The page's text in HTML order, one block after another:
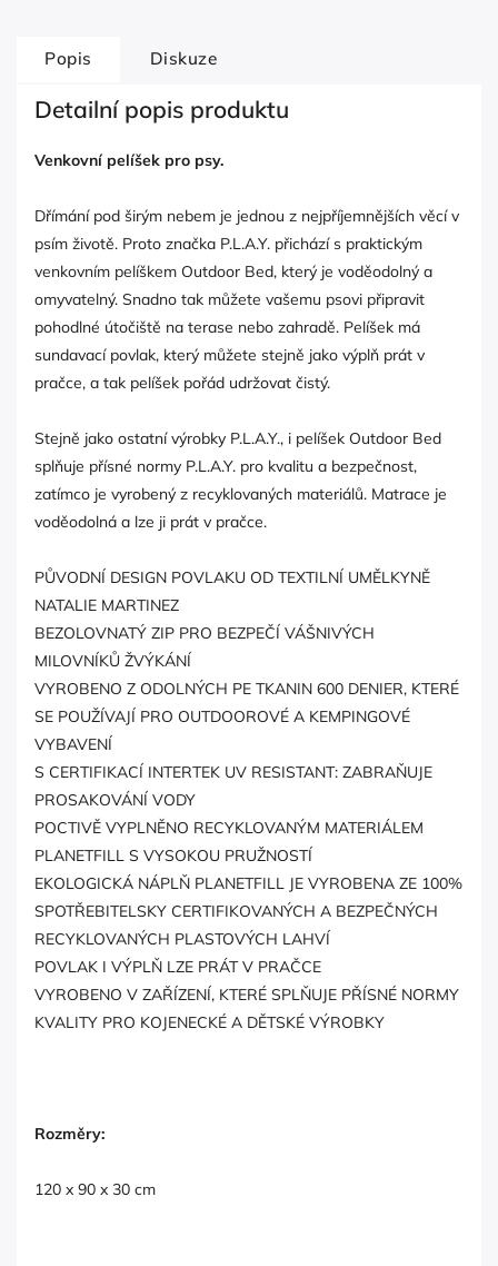
Popis Diskuze
Detailní popis produktu
Venkovní pelíšek pro psy.
Dřímání pod širým nebem je jednou z nejpříjemnějších věcí v
psím životě. Proto značka P.L.A.Y. přichází s praktickým
venkovním pelíškem Outdoor Bed, který je voděodolný a
omyvatelný. Snadno tak můžete vašemu psovi připravit
pohodlné útočiště na terase nebo zahradě. Pelíšek má
sundavací povlak, který můžete stejně jako výplň prát v
pračce, a tak pelíšek pořád udržovat čistý.
Stejně jako ostatní výrobky P.L.A.Y., i pelíšek Outdoor Bed
splňuje přísné normy P.L.A.Y. pro kvalitu a bezpečnost,
zatímco je vyrobený z recyklovaných materiálů. Matrace je
voděodolná a lze ji prát v pračce.
PŮVODNÍ DESIGN POVLAKU OD TEXTILNÍ UMĚLKYNĚ
NATALIE MARTINEZ
BEZOLOVNATÝ ZIP PRO BEZPEČÍ VÁŠNIVÝCH
MILOVNÍKŮ ŽVÝKÁNÍ
VYROBENO Z ODOLNÝCH PE TKANIN 600 DENIER, KTERÉ
SE POUŽÍVAJÍ PRO OUTDOOROVÉ A KEMPINGOVÉ
VYBAVENÍ
S CERTIFIKACÍ INTERTEK UV RESISTANT: ZABRAŇUJE
PROSAKOVÁNÍ VODY
POCTIVĚ VYPLNĚNO RECYKLOVANÝM MATERIÁLEM
PLANETFILL S VYSOKOU PRUŽNOSTÍ
EKOLOGICKÁ NÁPLŇ PLANETFILL JE VYROBENA ZE 100%
SPOTŘEBITELSKY CERTIFIKOVANÝCH A BEZPEČNÝCH
RECYKLOVANÝCH PLASTOVÝCH LAHVÍ
POVLAK I VÝPLŇ LZE PRÁT V PRAČCE
VYROBENO V ZAŘÍZENÍ, KTERÉ SPLŇUJE PŘÍSNÉ NORMY
KVALITY PRO KOJENECKÉ A DĚTSKÉ VÝROBKY
Rozměry:
120 x 90 x 30 cm